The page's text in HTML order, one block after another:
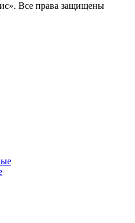
Все права защищены